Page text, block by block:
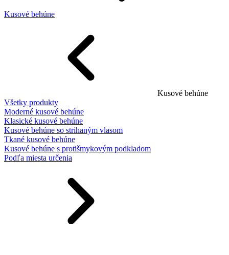
Kusové behúne
Kusové behúne
Všetky produkty
Moderné kusové behúne
Klasické kusové behúne
Kusové behúne so strihaným vlasom
Tkané kusové behúne
Kusové behúne s protišmykovým podkladom
Podľa miesta určenia